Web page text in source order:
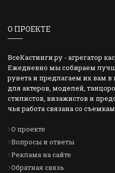
О ПРОЕКТЕ
ВсеКастинги.ру - агрегатор
Ежедневно мы собираем
рунета и предлагаем их вам в
для актеров, моделей,
стилистов, визажистов и
чья работа связана со
О проекте
Вопросы и ответы
Реклама на сайте
Обратная связь